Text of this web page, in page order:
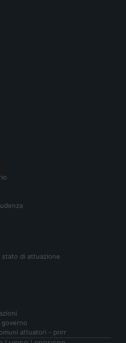
di attuazione
attuatori - pnrr